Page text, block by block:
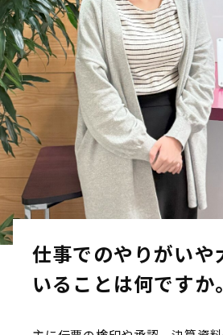
仕事でのやりがいや
いることは何ですか。